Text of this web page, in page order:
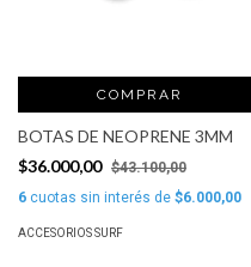
COMPRAR
BOTAS DE NEOPRENE 3MM
$36.000,00 $43.100,00
6 cuotas sin interés de $6.000,00
ACCESORIOS SURF